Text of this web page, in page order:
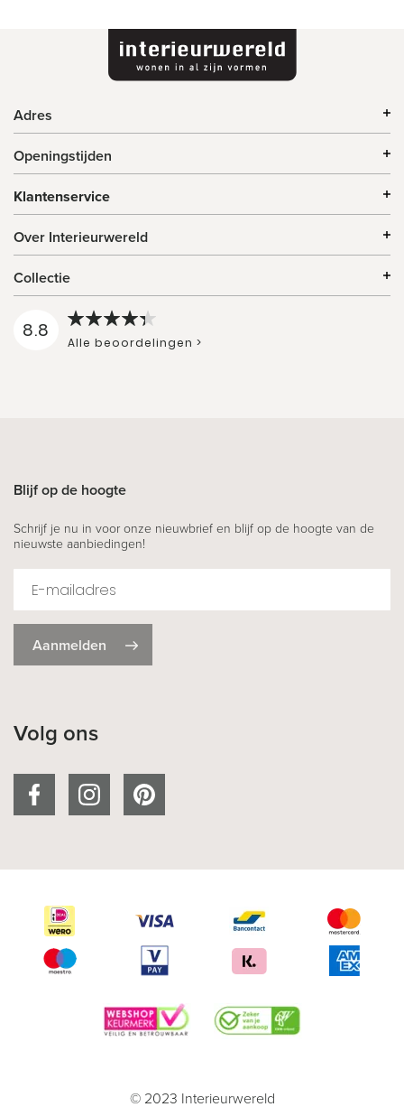
Adres
Openingstijden
Klantenservice
Over Interieurwereld
Collectie
8.8
Alle beoordelingen >
Blijf op de hoogte
Schrijf je nu in voor onze nieuwbrief en blijf op de hoogte van de
nieuwste aanbiedingen!
Aanmelden
Volg ons
© 2023 Interieurwereld